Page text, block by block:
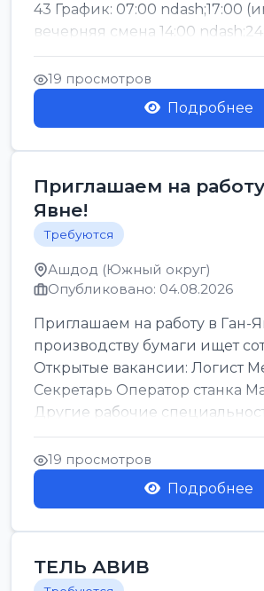
43 График: 07:00 ndash;17:00
вечерняя смена 14:00
Обязател...
19 просмотров
Подробнее
Приглашаем на
Явне!
Требуются
Ашдод (Южный округ)
Опубликовано: 04.08.2026
Приглашаем на работу в Ган-
производству бумаги ищет
Открытые вакансии: Логист
Секретарь Оператор станка
Другие рабочие
Организов...
19 просмотров
Подробнее
ТЕЛЬ АВИВ